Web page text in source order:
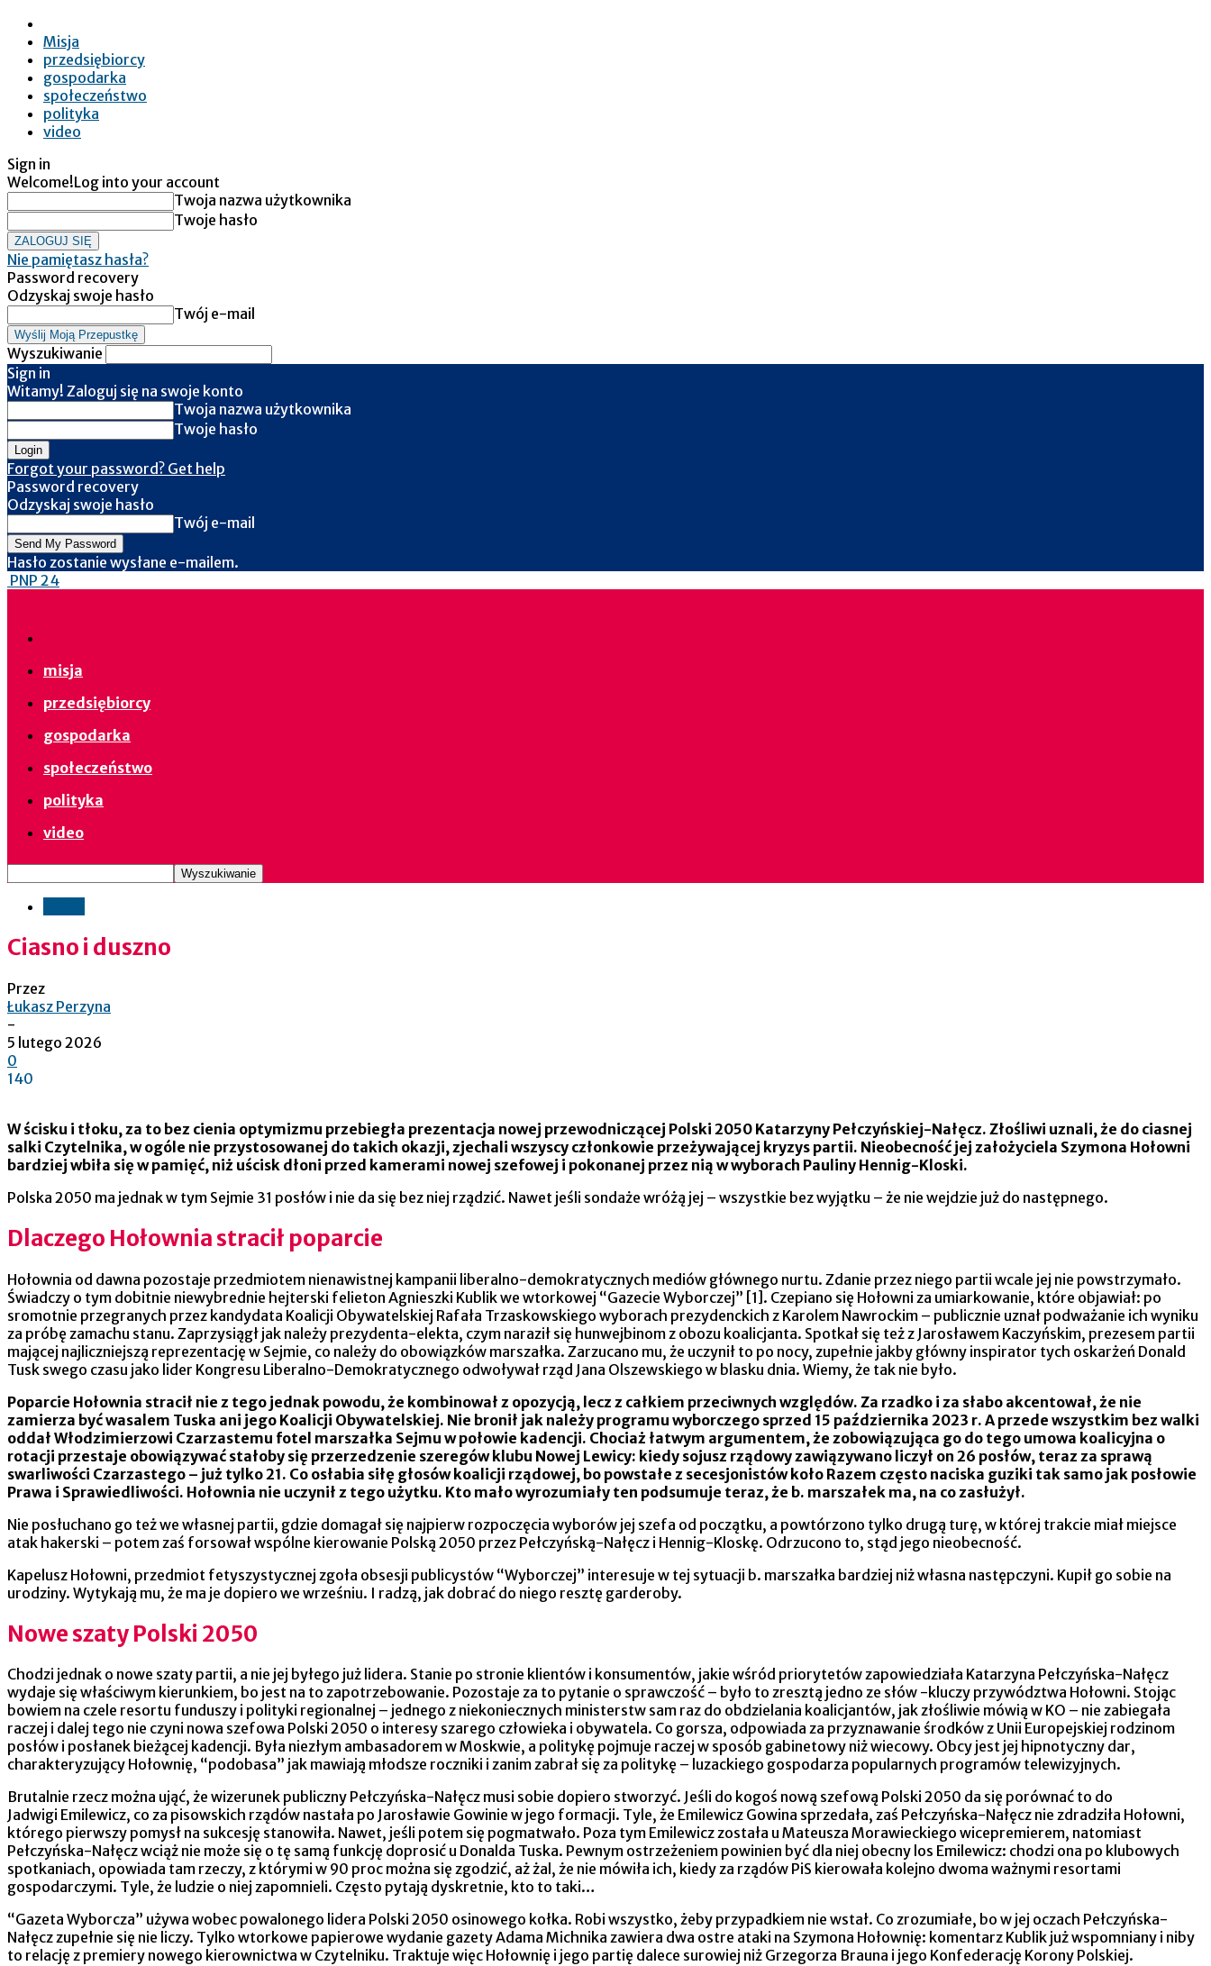
Misja
przedsiębiorcy
gospodarka
społeczeństwo
polityka
video
Sign in
Welcome!Log into your account
Twoja nazwa użytkownika
Twoje hasło
Nie pamiętasz hasła?
Password recovery
Odzyskaj swoje hasło
Twój e-mail
Wyszukiwanie
Sign in
Witamy! Zaloguj się na swoje konto
Twoja nazwa użytkownika
Twoje hasło
Forgot your password? Get help
Password recovery
Odzyskaj swoje hasło
Twój e-mail
Hasło zostanie wysłane e-mailem.
PNP 24
misja
przedsiębiorcy
gospodarka
społeczeństwo
polityka
video
Ciasno i duszno
Przez
Łukasz Perzyna
-
5 lutego 2026
0
140
W ścisku i tłoku, za to bez cienia optymizmu przebiegła prezentacja nowej przewodniczącej Polski 2050 Katarzyny Pełczyńskiej-Nałęcz. Złośliwi uznali, że do ciasnej
salki Czytelnika, w ogóle nie przystosowanej do takich okazji, zjechali wszyscy członkowie przeżywającej kryzys partii. Nieobecność jej założyciela Szymona Hołowni
bardziej wbiła się w pamięć, niż uścisk dłoni przed kamerami nowej szefowej i pokonanej przez nią w wyborach Pauliny Hennig-Kloski.
Polska 2050 ma jednak w tym Sejmie 31 posłów i nie da się bez niej rządzić. Nawet jeśli sondaże wróżą jej – wszystkie bez wyjątku – że nie wejdzie już do następnego.
Dlaczego Hołownia stracił poparcie
Hołownia od dawna pozostaje przedmiotem nienawistnej kampanii liberalno-demokratycznych mediów głównego nurtu. Zdanie przez niego partii wcale jej nie powstrzymało.
Świadczy o tym dobitnie niewybrednie hejterski felieton Agnieszki Kublik we wtorkowej “Gazecie Wyborczej” [1]. Czepiano się Hołowni za umiarkowanie, które objawiał: po
sromotnie przegranych przez kandydata Koalicji Obywatelskiej Rafała Trzaskowskiego wyborach prezydenckich z Karolem Nawrockim – publicznie uznał podważanie ich wyniku
za próbę zamachu stanu. Zaprzysiągł jak należy prezydenta-elekta, czym naraził się hunwejbinom z obozu koalicjanta. Spotkał się też z Jarosławem Kaczyńskim, prezesem partii
mającej najliczniejszą reprezentację w Sejmie, co należy do obowiązków marszałka. Zarzucano mu, że uczynił to po nocy, zupełnie jakby główny inspirator tych oskarżeń Donald
Tusk swego czasu jako lider Kongresu Liberalno-Demokratycznego odwoływał rząd Jana Olszewskiego w blasku dnia. Wiemy, że tak nie było.
Poparcie Hołownia stracił nie z tego jednak powodu, że kombinował z opozycją, lecz z całkiem przeciwnych względów. Za rzadko i za słabo akcentował, że nie
zamierza być wasalem Tuska ani jego Koalicji Obywatelskiej. Nie bronił jak należy programu wyborczego sprzed 15 października 2023 r. A przede wszystkim bez walki
oddał Włodzimierzowi Czarzastemu fotel marszałka Sejmu w połowie kadencji. Chociaż łatwym argumentem, że zobowiązująca go do tego umowa koalicyjna o
rotacji przestaje obowiązywać stałoby się przerzedzenie szeregów klubu Nowej Lewicy: kiedy sojusz rządowy zawiązywano liczył on 26 posłów, teraz za sprawą
swarliwości Czarzastego – już tylko 21. Co osłabia siłę głosów koalicji rządowej, bo powstałe z secesjonistów koło Razem często naciska guziki tak samo jak posłowie
Prawa i Sprawiedliwości. Hołownia nie uczynił z tego użytku. Kto mało wyrozumiały ten podsumuje teraz, że b. marszałek ma, na co zasłużył.
Nie posłuchano go też we własnej partii, gdzie domagał się najpierw rozpoczęcia wyborów jej szefa od początku, a powtórzono tylko drugą turę, w której trakcie miał miejsce
atak hakerski – potem zaś forsował wspólne kierowanie Polską 2050 przez Pełczyńską-Nałęcz i Hennig-Kloskę. Odrzucono to, stąd jego nieobecność.
Kapelusz Hołowni, przedmiot fetyszystycznej zgoła obsesji publicystów “Wyborczej” interesuje w tej sytuacji b. marszałka bardziej niż własna następczyni. Kupił go sobie na
urodziny. Wytykają mu, że ma je dopiero we wrześniu. I radzą, jak dobrać do niego resztę garderoby.
Nowe szaty Polski 2050
Chodzi jednak o nowe szaty partii, a nie jej byłego już lidera. Stanie po stronie klientów i konsumentów, jakie wśród priorytetów zapowiedziała Katarzyna Pełczyńska-Nałęcz
wydaje się właściwym kierunkiem, bo jest na to zapotrzebowanie. Pozostaje za to pytanie o sprawczość – było to zresztą jedno ze słów -kluczy przywództwa Hołowni. Stojąc
bowiem na czele resortu funduszy i polityki regionalnej – jednego z niekoniecznych ministerstw sam raz do obdzielania koalicjantów, jak złośliwie mówią w KO – nie zabiegała
raczej i dalej tego nie czyni nowa szefowa Polski 2050 o interesy szarego człowieka i obywatela. Co gorsza, odpowiada za przyznawanie środków z Unii Europejskiej rodzinom
posłów i posłanek bieżącej kadencji. Była niezłym ambasadorem w Moskwie, a politykę pojmuje raczej w sposób gabinetowy niż wiecowy. Obcy jest jej hipnotyczny dar,
charakteryzujący Hołownię, “podobasa” jak mawiają młodsze roczniki i zanim zabrał się za politykę – luzackiego gospodarza popularnych programów telewizyjnych.
Brutalnie rzecz można ująć, że wizerunek publiczny Pełczyńska-Nałęcz musi sobie dopiero stworzyć. Jeśli do kogoś nową szefową Polski 2050 da się porównać to do
Jadwigi Emilewicz, co za pisowskich rządów nastała po Jarosławie Gowinie w jego formacji. Tyle, że Emilewicz Gowina sprzedała, zaś Pełczyńska-Nałęcz nie zdradziła Hołowni,
którego pierwszy pomysł na sukcesję stanowiła. Nawet, jeśli potem się pogmatwało. Poza tym Emilewicz została u Mateusza Morawieckiego wicepremierem, natomiast
Pełczyńska-Nałęcz wciąż nie może się o tę samą funkcję doprosić u Donalda Tuska. Pewnym ostrzeżeniem powinien być dla niej obecny los Emilewicz: chodzi ona po klubowych
spotkaniach, opowiada tam rzeczy, z którymi w 90 proc można się zgodzić, aż żal, że nie mówiła ich, kiedy za rządów PiS kierowała kolejno dwoma ważnymi resortami
gospodarczymi. Tyle, że ludzie o niej zapomnieli. Często pytają dyskretnie, kto to taki…
“Gazeta Wyborcza” używa wobec powalonego lidera Polski 2050 osinowego kołka. Robi wszystko, żeby przypadkiem nie wstał. Co zrozumiałe, bo w jej oczach Pełczyńska-
Nałęcz zupełnie się nie liczy. Tylko wtorkowe papierowe wydanie gazety Adama Michnika zawiera dwa ostre ataki na Szymona Hołownię: komentarz Kublik już wspomniany i niby
to relację z premiery nowego kierownictwa w Czytelniku. Traktuje więc Hołownię i jego partię dalece surowiej niż Grzegorza Brauna i jego Konfederację Korony Polskiej.